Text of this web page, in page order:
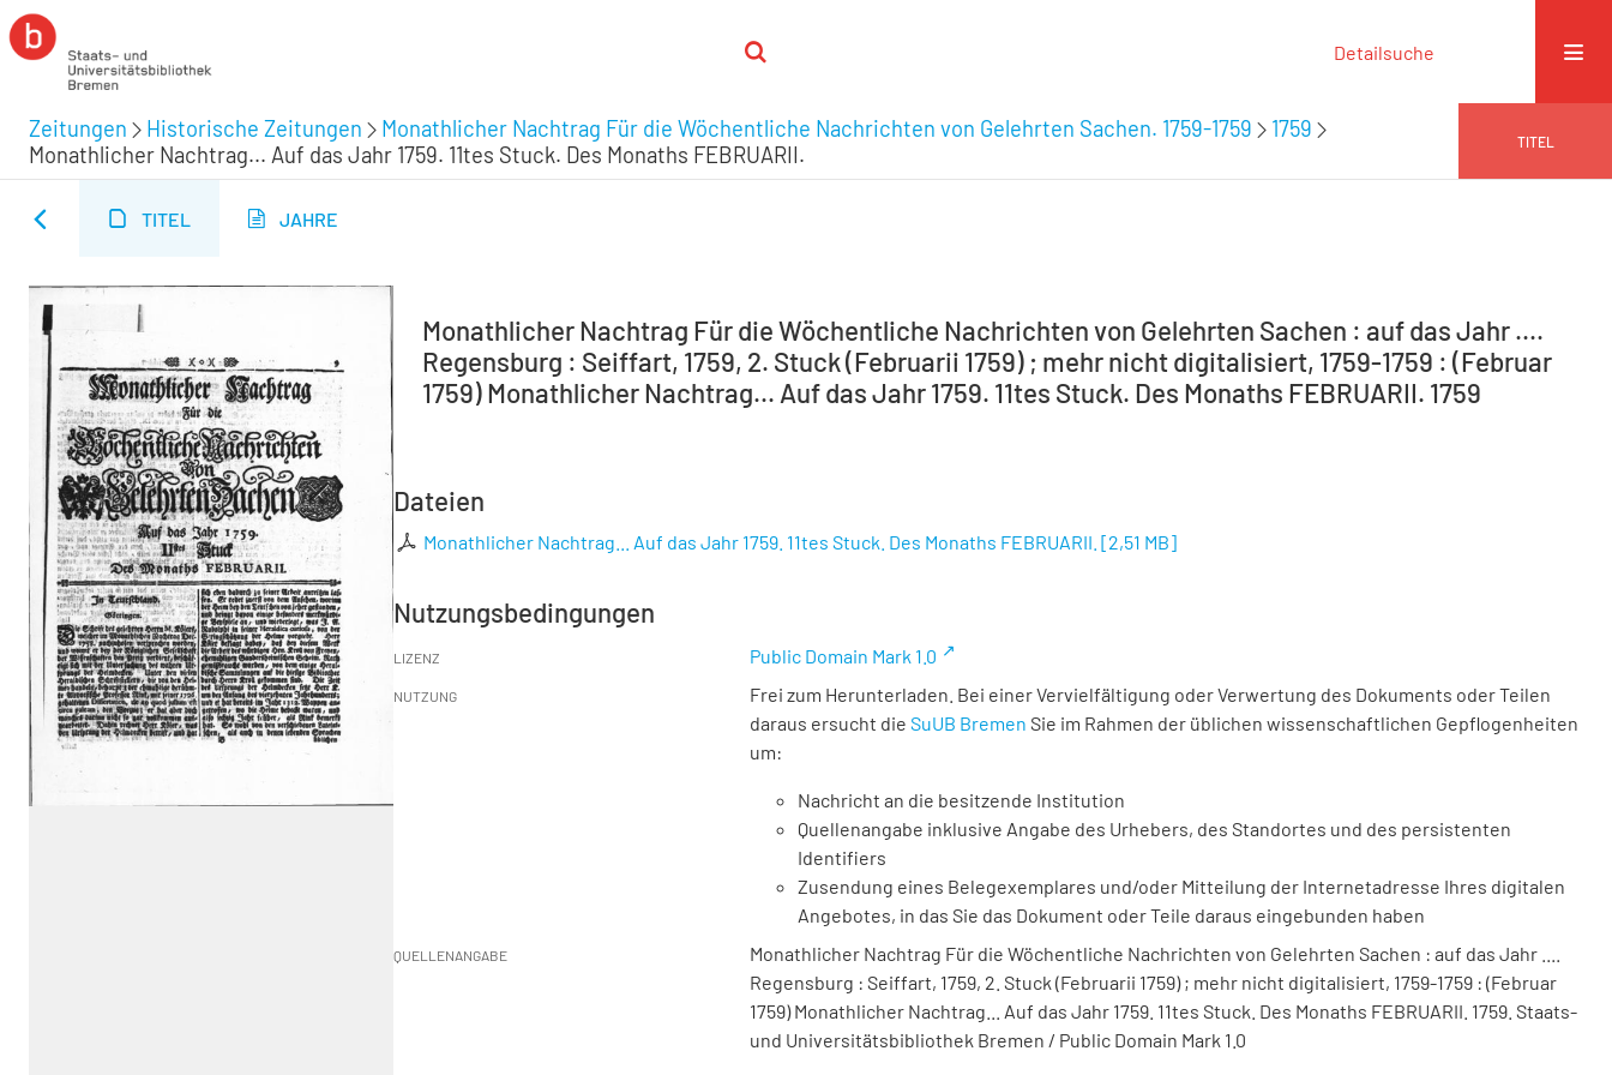
Detailsuche
Zeitungen Historische Zeitungen Monathlicher Nachtrag Für die Wöchentliche Nachrichten von Gelehrten Sachen. 1759-1759
1759
Monathlicher Nachtrag... Auf das Jahr 1759. 11tes Stuck. Des Monaths FEBRUARII.
TITEL
TITEL JAHRE
Monathlicher Nachtrag Für die Wöchentliche Nachrichten von Gelehrten Sachen : auf das Jahr ....
Regensburg : Seiffart, 1759, 2. Stuck (Februarii 1759) ; mehr nicht digitalisiert, 1759-1759 : (Februar
1759) Monathlicher Nachtrag... Auf das Jahr 1759. 11tes Stuck. Des Monaths FEBRUARII. 1759
Dateien
Monathlicher Nachtrag... Auf das Jahr 1759. 11tes Stuck. Des Monaths FEBRUARII. [2,51 MB]
Nutzungsbedingungen
LIZENZ Public Domain Mark 1.0
NUTZUNG
Frei zum Herunterladen. Bei einer Vervielfältigung oder Verwertung des Dokuments oder Teilen
daraus ersucht die SuUB Bremen Sie im Rahmen der üblichen wissenschaftlichen Gepflogenheiten
um:
Nachricht an die besitzende Institution
Quellenangabe inklusive Angabe des Urhebers, des Standortes und des persistenten
Identifiers
Zusendung eines Belegexemplares und/oder Mitteilung der Internetadresse Ihres digitalen
Angebotes, in das Sie das Dokument oder Teile daraus eingebunden haben
QUELLENANGABE
Monathlicher Nachtrag Für die Wöchentliche Nachrichten von Gelehrten Sachen : auf das Jahr ....
Regensburg : Seiffart, 1759, 2. Stuck (Februarii 1759) ; mehr nicht digitalisiert, 1759-1759 : (Februar
1759) Monathlicher Nachtrag... Auf das Jahr 1759. 11tes Stuck. Des Monaths FEBRUARII. 1759. Staats-
und Universitätsbibliothek Bremen / Public Domain Mark 1.0